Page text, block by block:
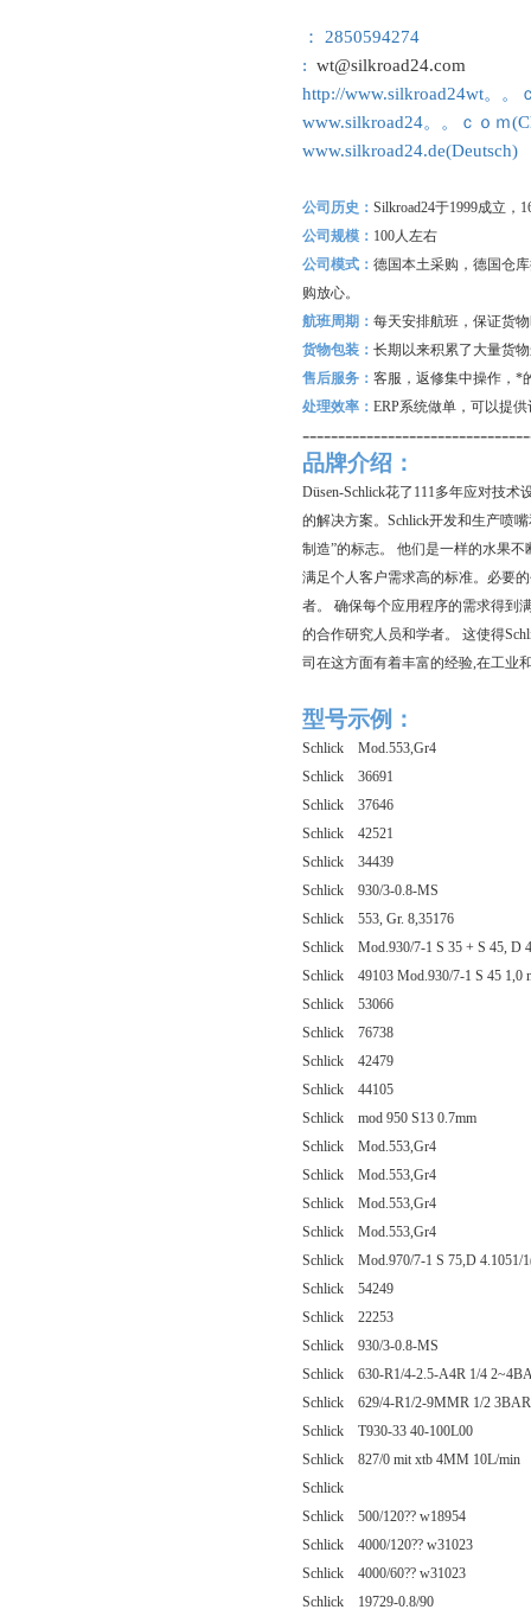
： 2850594274
: wt@silkroad24.com
http://www.silkroad24wt。。
www.silkroad24。。ｃｏｍ
www.silkroad24.de(Deutsch)
公司历史： Silkroad24于1999成立，
公司规模： 100人左右
公司模式： 德国本土采购，德国仓
购放心。
航班周期： 每天安排航班，保证货
货物包装： 长期以来积累了大量货
售后服务： 客服，返修集中操作，*
处理效率： ERP系统做单，可以提
品牌介绍：
Düsen-Schlick花了111多年应对技
的解决方案。Schlick开发和生产喷
制造”的标志。 他们是一样的水果
满足个人客户需求高的标准。必要
者。 确保每个应用程序的需求得到
的合作研究人员和学者。 这使得
司在这方面有着丰富的经验,在工业
型号示例：
Schlick Mod.553,Gr4
Schlick 36691
Schlick 37646
Schlick 42521
Schlick 34439
Schlick 930/3-0.8-MS
Schlick 553, Gr. 8,35176
Schlick Mod.930/7-1 S 35 + S 45, D
Schlick 49103 Mod.930/7-1 S 45 1,0
Schlick 53066
Schlick 76738
Schlick 42479
Schlick 44105
Schlick mod 950 S13 0.7mm
Schlick Mod.553,Gr4
Schlick Mod.553,Gr4
Schlick Mod.553,Gr4
Schlick Mod.553,Gr4
Schlick Mod.970/7-1 S 75,D 4.1051/
Schlick 54249
Schlick 22253
Schlick 930/3-0.8-MS
Schlick 630-R1/4-2.5-A4R 1/4
Schlick 629/4-R1/2-9MMR 1/2
Schlick T930-33 40-100L00
Schlick 827/0 mit xtb 4MM 10L/min
Schlick
Schlick 500/120?? w18954
Schlick 4000/120?? w31023
Schlick 4000/60?? w31023
Schlick 19729-0.8/90